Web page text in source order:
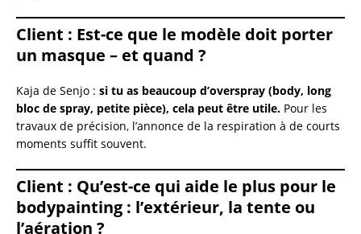
Client : Est-ce que le modèle doit porter
un masque – et quand ?
Kaja de Senjo : si tu as beaucoup d’overspray (body, long
bloc de spray, petite pièce), cela peut être utile. Pour les
travaux de précision, l’annonce de la respiration à de courts
moments suffit souvent.
Client : Qu’est-ce qui aide le plus pour le
bodypainting : l’extérieur, la tente ou
l’aération ?